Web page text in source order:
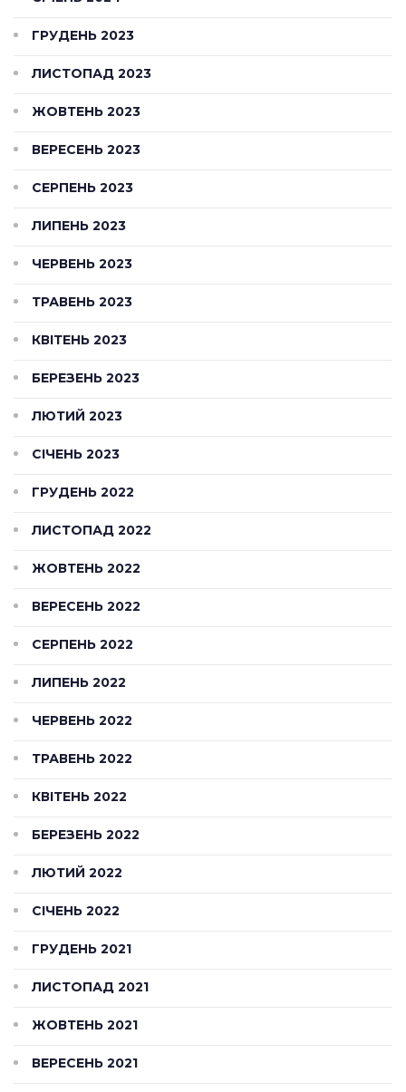
ГРУДЕНЬ 2023
ЛИСТОПАД 2023
ЖОВТЕНЬ 2023
ВЕРЕСЕНЬ 2023
СЕРПЕНЬ 2023
ЛИПЕНЬ 2023
ЧЕРВЕНЬ 2023
ТРАВЕНЬ 2023
КВІТЕНЬ 2023
БЕРЕЗЕНЬ 2023
ЛЮТИЙ 2023
СІЧЕНЬ 2023
ГРУДЕНЬ 2022
ЛИСТОПАД 2022
ЖОВТЕНЬ 2022
ВЕРЕСЕНЬ 2022
СЕРПЕНЬ 2022
ЛИПЕНЬ 2022
ЧЕРВЕНЬ 2022
ТРАВЕНЬ 2022
КВІТЕНЬ 2022
БЕРЕЗЕНЬ 2022
ЛЮТИЙ 2022
СІЧЕНЬ 2022
ГРУДЕНЬ 2021
ЛИСТОПАД 2021
ЖОВТЕНЬ 2021
ВЕРЕСЕНЬ 2021